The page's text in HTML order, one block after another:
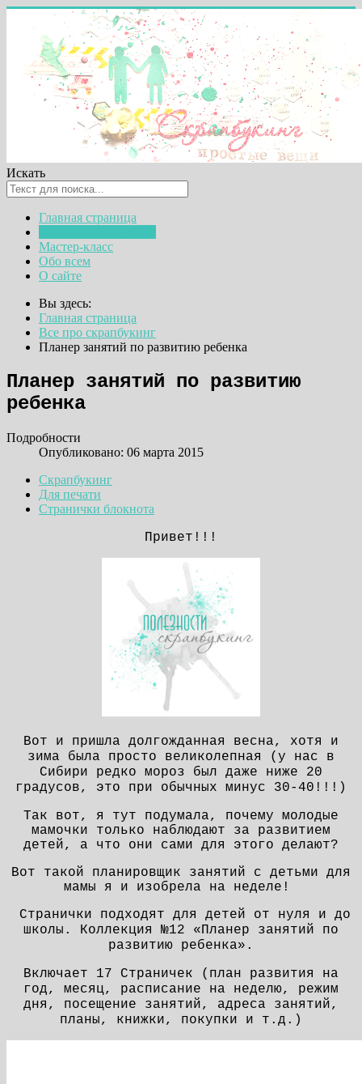
Искать
Главная страница
Мастер-класс
Обо всем
О сайте
Вы здесь:
Главная страница
Все про скрапбукинг
Планер занятий по развитию ребенка
Планер занятий по развитию
ребенка
Подробности
Опубликовано: 06 марта 2015
Скрапбукинг
Для печати
Странички блокнота
Привет!!!
Вот и пришла долгожданная весна, хотя и
зима была просто великолепная (у нас в
Сибири редко мороз был даже ниже 20
градусов, это при обычных минус 30-40!!!)
Так вот, я тут подумала, почему молодые
мамочки только наблюдают за развитием
детей, а что они сами для этого делают?
Вот такой планировщик занятий с детьми для
мамы я и изобрела на неделе!
Странички подходят для детей от нуля и до
школы. Коллекция №12 «Планер занятий по
развитию ребенка».
Включает 17 Страничек (план развития на
год, месяц, расписание на неделю, режим
дня, посещение занятий, адреса занятий,
планы, книжки, покупки и т.д.)